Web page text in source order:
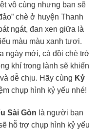
vô cùng nhưng bạn sẽ
chè ở huyện Thanh
ngát, đan xen giữa là
màu màu xanh tươi.
ngày mới, cả đồi chè trở
khí trong lành sẽ khiến
dễ chịu. Hãy cùng Kỷ
chụp hình kỷ yếu nhé!
Sài Gòn là người bạn
hỗ trợ chụp hình kỷ yếu